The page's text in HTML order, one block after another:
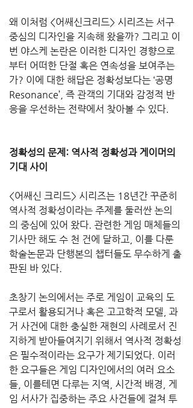
왜 이처럼 <어쌔신크리드> 시리즈는 서구
중심의 디자인을 지속해 왔을까? 그리고 이
번 야스케 논란은 이러한 디자인 경향으로
부터 어떠한 단절 혹은 연속성을 보여주는
가? 이에 대한 해답은 정확성보다는 ‘공명
Resonance’, 즉 관객의 기대와 감정적 반
응을 우선하는 전략에서 찾아볼 수 있다.
정확성의 문제: 역사적 정확성과 게이머의
기대 사이
<어쌔신 크리드> 시리즈는 18년간 꾸준히
역사적 정확성이라는 주제를 둘러싼 논의
의 중심에 있어 왔다. 관련한 게임 매체들의
기사만 해도 수 천 건에 달하고, 이를 다룬
학술논문과 단행본의 챕터들도 무수하게 출
판된 바 있다.
초창기 논의에서는 주로 게임이 교육의 도
구로서 활용되거나 혹은 고고학적 모델, 과
거 사건에 대한 충실한 재현의 사례로서 진
지하게 받아들여지기 위해서 역사적 정확성
은 필수적이라는 요구가 제기되었다. 이러
한 요구들은 게임 디자인에서의 여러 요소
들, 이를테면 다루는 지역, 시간적 배경, 게
임 서사가 집중하는 주요 사건들에 걸쳐 투